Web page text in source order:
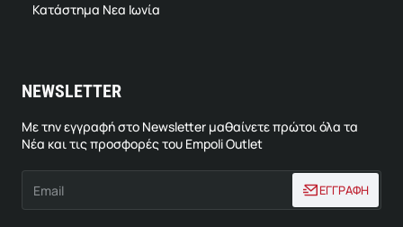
Κατάστημα Νεα Ιωνία
NEWSLETTER
Με την εγγραφή στο Newsletter μαθαίνετε πρώτοι όλα τα
Νέα και τις προσφορές του Empoli Outlet
ΕΓΓΡΑΦΗ